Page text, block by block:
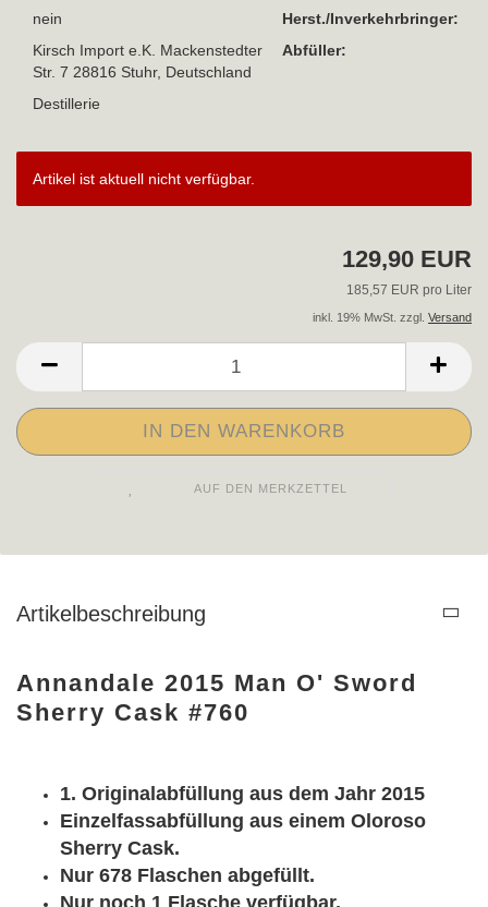
nein
Herst./Inverkehrbringer:
Kirsch Import e.K. Mackenstedter
Str. 7 28816 Stuhr, Deutschland
Abfüller:
Destillerie
Artikel ist aktuell nicht verfügbar.
129,90 EUR
185,57 EUR pro Liter
inkl. 19% MwSt. zzgl. Versand
AUF DEN MERKZETTEL
Artikelbeschreibung
Annandale 2015 Man O' Sword
Sherry Cask #760
1. Originalabfüllung aus dem Jahr 2015
Einzelfassabfüllung aus einem Oloroso
Sherry Cask.
Nur 678 Flaschen abgefüllt.